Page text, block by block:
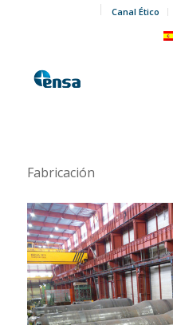
Canal Ético
Fabricación